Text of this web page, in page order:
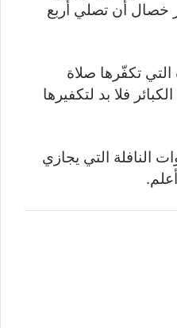
خصال أن تصلي أربع
تكفّرها صلاة
فلا بد لتكفيرها
النافلة التي يجازي